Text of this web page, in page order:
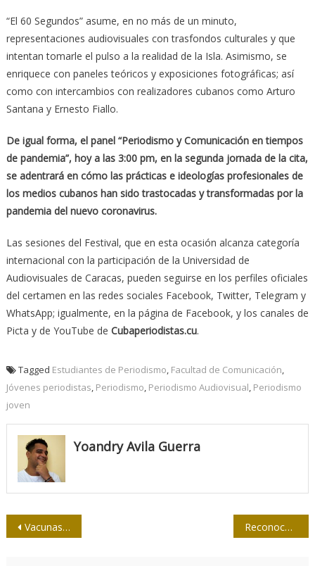
“El 60 Segundos” asume, en no más de un minuto,
representaciones audiovisuales con trasfondos culturales y que
intentan tomarle el pulso a la realidad de la Isla. Asimismo, se
enriquece con paneles teóricos y exposiciones fotográficas; así
como con intercambios con realizadores cubanos como Arturo
Santana y Ernesto Fiallo.
De igual forma, el panel “Periodismo y Comunicación en tiempos
de pandemia”, hoy a las 3:00 pm, en la segunda jornada de la cita,
se adentrará en cómo las prácticas e ideologías profesionales de
los medios cubanos han sido trastocadas y transformadas por la
pandemia del nuevo coronavirus.
Las sesiones del Festival, que en esta ocasión alcanza categoría
internacional con la participación de la Universidad de
Audiovisuales de Caracas, pueden seguirse en los perfiles oficiales
del certamen en las redes sociales Facebook, Twitter, Telegram y
WhatsApp; igualmente, en la página de Facebook, y los canales de
Picta y de YouTube de Cubaperiodistas.cu.
Tagged Estudiantes de Periodismo Facultad de Comunicación
Jóvenes periodistas Periodismo Periodismo Audiovisual Periodismo
joven
Yoandry Avila Guerra
Navegación
Vacunas en Cuba: minucias en torno a una proeza Reconocen labor de la prensa nacional en el año 2020